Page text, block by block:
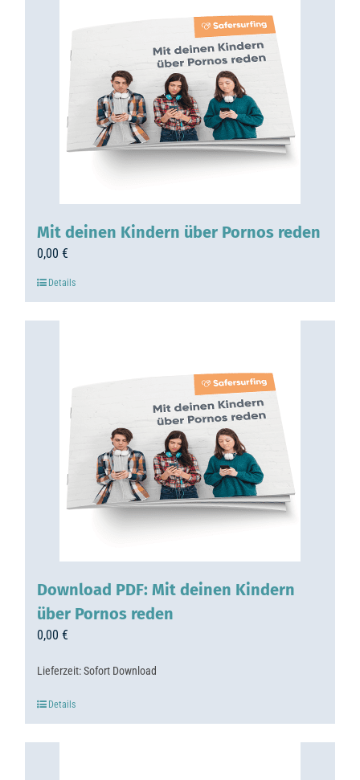
Mit deinen Kindern über Pornos reden
0,00 €
Details
Download PDF: Mit deinen Kindern
über Pornos reden
0,00 €
Lieferzeit:Sofort Download
Details